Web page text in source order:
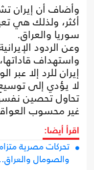
وأضاف أن إيران
أكثر، ولذلك هي
سوريا والعراق.
وعن الردود
واستهداف
إيران للرد إلا
لا يؤدي إلى
تحاول تحصين
غير محسوب
اقرأ أيضا:
تحركات مصرية
والصومال والعراق..